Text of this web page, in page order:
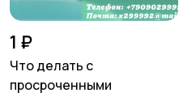
1 ₽
Что делать с
просроченными